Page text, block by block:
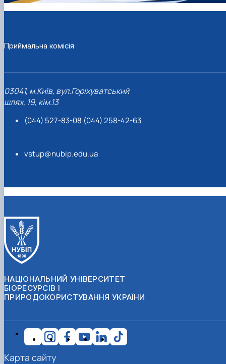
Приймальна комісія
03041, м.Київ, вул.Горіхуватський
шлях, 19, кім.13
(044) 527-83-08 (044) 258-42-63
vstup@nubip.edu.ua
НАЦІОНАЛЬНИЙ УНІВЕРСИТЕТ
БІОРЕСУРСІВ І
ПРИРОДОКОРИСТУВАННЯ УКРАЇНИ
Карта сайту